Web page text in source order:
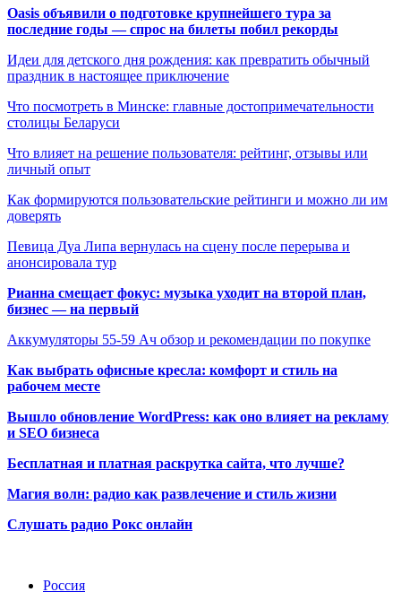
Oasis объявили о подготовке крупнейшего тура за
последние годы — спрос на билеты побил рекорды
Идеи для детского дня рождения: как превратить обычный
праздник в настоящее приключение
Что посмотреть в Минске: главные достопримечательности
столицы Беларуси
Что влияет на решение пользователя: рейтинг, отзывы или
личный опыт
Как формируются пользовательские рейтинги и можно ли им
доверять
Певица Дуа Липа вернулась на сцену после перерыва и
анонсировала тур
Рианна смещает фокус: музыка уходит на второй план,
бизнес — на первый
Аккумуляторы 55-59 Ач обзор и рекомендации по покупке
Как выбрать офисные кресла: комфорт и стиль на
рабочем месте
Вышло обновление WordPress: как оно влияет на рекламу
и SEO бизнеса
Бесплатная и платная раскрутка сайта, что лучше?
Магия волн: радио как развлечение и стиль жизни
Слушать радио Рокс онлайн
Россия